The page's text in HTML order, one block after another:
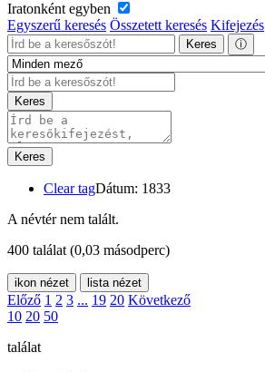
Iratonként egyben
Egyszerű keresés Összetett keresés Kifejezés
Keres ⓘ
Keres
Keres
Clear tagDátum: 1833
A névtér nem talált.
400 találat (0,03 másodperc)
ikon nézet lista nézet
Előző 1 2 3 ... 19 20 Következő
10 20 50
találat